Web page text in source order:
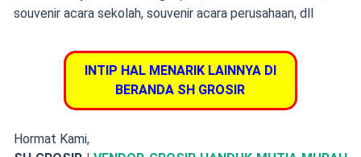
souvenir acara sekolah, souvenir acara perusahaan, dll
INTIP HAL MENARIK LAINNYA DI
BERANDA SH GROSIR
Hormat Kami,